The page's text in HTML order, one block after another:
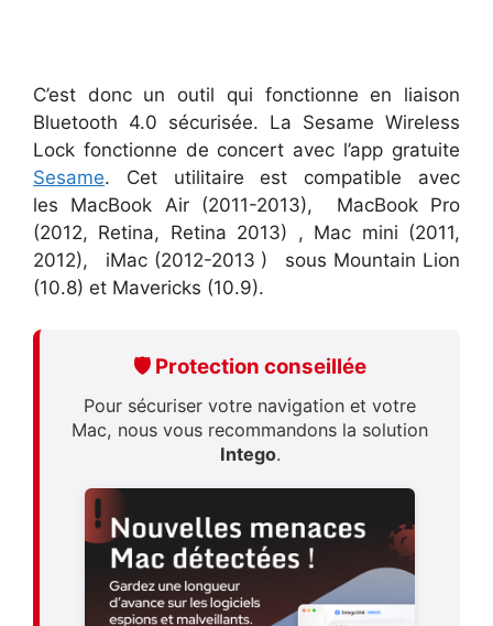
C’est donc un outil qui fonctionne en liaison
Bluetooth 4.0 sécurisée. La Sesame Wireless
Lock fonctionne de concert avec l’app gratuite
Sesame. Cet utilitaire est compatible avec
les MacBook Air (2011-2013), MacBook Pro
(2012, Retina, Retina 2013) , Mac mini (2011,
2012), iMac (2012-2013 ) sous Mountain Lion
(10.8) et Mavericks (10.9).
🛡️ Protection conseillée
Pour sécuriser votre navigation et votre
Mac, nous vous recommandons la solution
Intego.